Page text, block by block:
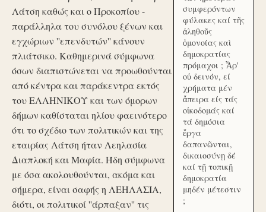
Λάτση καθώς και ο Προκοπίου -
παράλληλα του συνόλου ξένων και
εγχώριων ''επενδυτών'' κάνουν
πλιάτσικο. Καθημερινά σύμφωνα
όσων διαπιστώνεται να προωθούνται
από κέντρα και παράκεντρα εκτός
του ΕΛΛΗΝΙΚΟΥ και των όμορων
δήμων καθίσταται ηλίου φαεινότερο
ότι το σχέδιο των πολιτικών και της
εταιρίας Λάτση ήταν Λεηλασία
Διαπλοκή και Μαφία. Ήδη σύμφωνα
με όσα ακολουθούνται, ακόμα και
σήμερα, είναι σαφής η ΛΕΗΛΑΣΙΑ,
διότι, οι πολιτικοί ''άρπαξαν'' τις
συμφερόντων
φύλακες καί τῆς
ἀληθοῦς
ὁμονοίας καὶ
δημοκρατίας
πρόμαχοι ; Ἆρ'
οὐ δεινόν, εί
χρήματα μέν
ἄπειρα είς τάς
οἰκοδομάς καί
τά δημόσια
ἔργα
δαπανῶνται,
δικαιοσύνῃ δέ
καί τῇ τοπικῇ
δημοκρατία
μηδέν μέτεστιν
;